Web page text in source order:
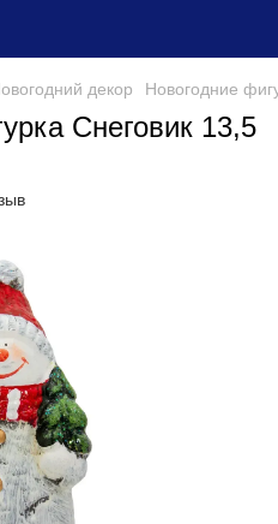
декор Новогодние
Снеговик 13,5